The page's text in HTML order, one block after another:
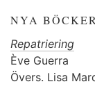
NYA
Repatriering
Ève Guerra
Övers. Lisa